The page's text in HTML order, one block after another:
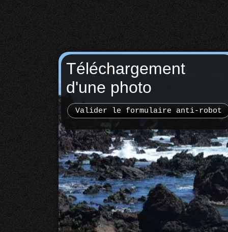
Téléchargement
d'une photo